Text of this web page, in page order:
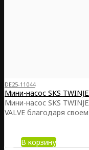
DE25-11044
Мини-насос SKS
Мини-насос SKS
VALVE благодаря
В корзину